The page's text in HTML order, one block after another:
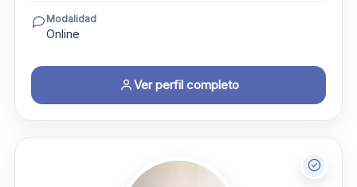
Modalidad
Online
Ver perfil completo